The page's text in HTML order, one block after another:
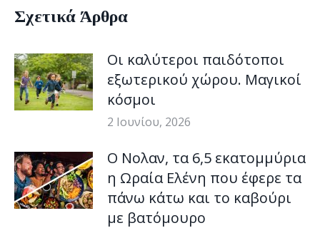
Σχετικά Άρθρα
Οι καλύτεροι παιδότοποι
εξωτερικού χώρου. Μαγικοί
κόσμοι
2 Ιουνίου, 2026
Ο Νολαν, τα 6,5 εκατομμύρια
η Ωραία Ελένη που έφερε τα
πάνω κάτω και το καβούρι
με βατόμουρο